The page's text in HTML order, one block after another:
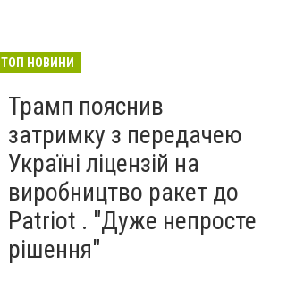
ТОП НОВИНИ
Трамп пояснив
затримку з передачею
Україні ліцензій на
виробництво ракет до
Patriot . "Дуже непросте
рішення"